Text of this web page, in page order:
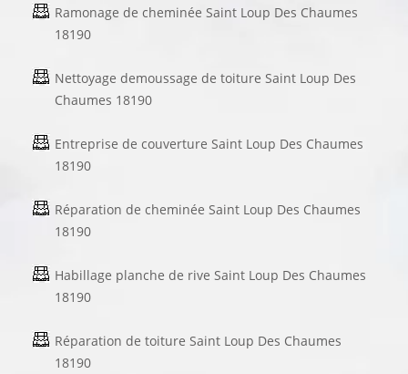
Ramonage de cheminée Saint Loup Des Chaumes
18190
Nettoyage demoussage de toiture Saint Loup Des
Chaumes 18190
Entreprise de couverture Saint Loup Des Chaumes
18190
Réparation de cheminée Saint Loup Des Chaumes
18190
Habillage planche de rive Saint Loup Des Chaumes
18190
Réparation de toiture Saint Loup Des Chaumes
18190